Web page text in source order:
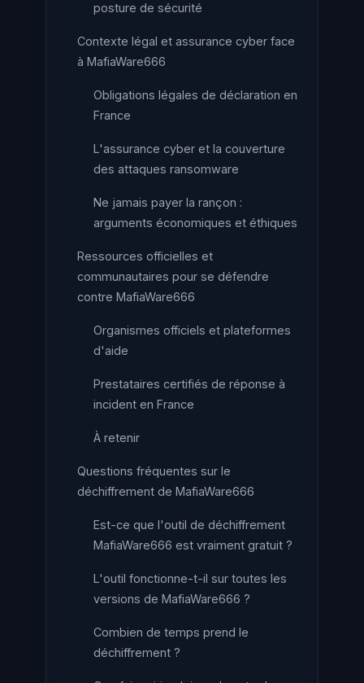
posture de sécurité
Contexte légal et assurance cyber face
à MafiaWare666
Obligations légales de déclaration en
France
L'assurance cyber et la couverture
des attaques ransomware
Ne jamais payer la rançon :
arguments économiques et éthiques
Ressources officielles et
communautaires pour se défendre
contre MafiaWare666
Organismes officiels et plateformes
d'aide
Prestataires certifiés de réponse à
incident en France
À retenir
Questions fréquentes sur le
déchiffrement de MafiaWare666
Est-ce que l'outil de déchiffrement
MafiaWare666 est vraiment gratuit ?
L'outil fonctionne-t-il sur toutes les
versions de MafiaWare666 ?
Combien de temps prend le
déchiffrement ?